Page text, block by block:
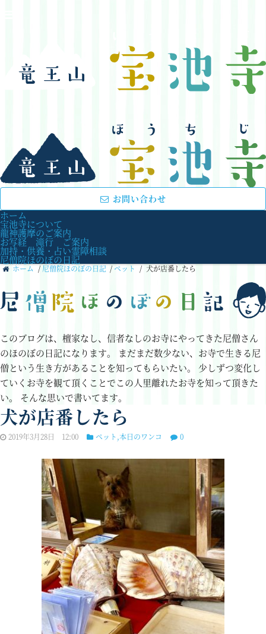
お問い合わせ
ホーム
宝池寺について
龍神護摩のご案内
お写経 滝行 ご案内
加持・供養・占い霊障相談
尼僧院ほのぼの日記
ホーム / 尼僧院ほのぼの日記 /ペット / 犬が店番したら
このブログは、檀家なし、信者なしのお寺にやってきた尼僧さん
のほのぼの日記になります。 まだまだ数少ない、お寺で生きる尼
僧という生き方があることを知ってもらいたい。
少しずつ変化し
ていくお寺を観て頂くことでこの人里離れたお寺を知って頂きた
い。 そんな思いで書いてます。
犬が店番したら
2019年3月28日 12:00 ペット ,本日のワンコ 0